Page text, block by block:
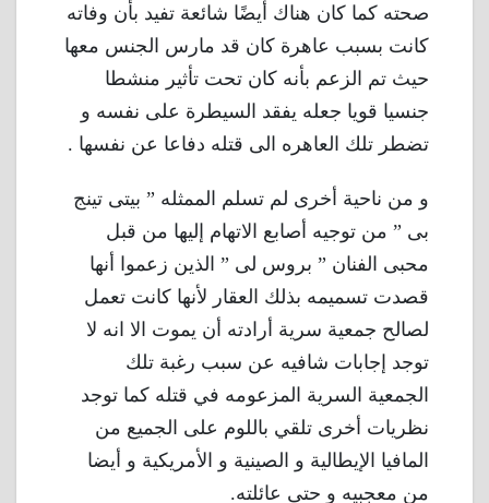
صحته كما كان هناك أيضًا شائعة تفيد بأن وفاته
كانت بسبب عاهرة كان قد مارس الجنس معها
حيث تم الزعم بأنه كان تحت تأثير منشطا
جنسيا قويا جعله يفقد السيطرة على نفسه و
تضطر تلك العاهره الى قتله دفاعا عن نفسها .
و من ناحية أخرى لم تسلم الممثله ” بيتى تينج
بى ” من توجيه أصابع الاتهام إليها من قبل
محبى الفنان ” بروس لى ” الذين زعموا أنها
قصدت تسميمه بذلك العقار لأنها كانت تعمل
لصالح جمعية سرية أرادته أن يموت الا انه لا
توجد إجابات شافيه عن سبب رغبة تلك
الجمعية السرية المزعومه في قتله كما توجد
نظريات أخرى تلقي باللوم على الجميع من
المافيا الإيطالية و الصينية و الأمريكية و أيضا
من معجبيه و حتى عائلته.